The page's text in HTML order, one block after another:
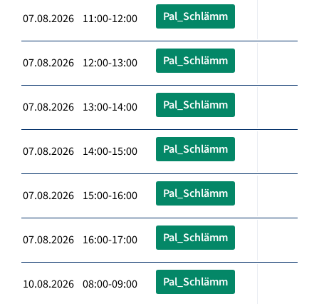
07.08.2026 11:00-12:00 Pal_Schlämm
07.08.2026 12:00-13:00 Pal_Schlämm
07.08.2026 13:00-14:00 Pal_Schlämm
07.08.2026 14:00-15:00 Pal_Schlämm
07.08.2026 15:00-16:00 Pal_Schlämm
07.08.2026 16:00-17:00 Pal_Schlämm
10.08.2026 08:00-09:00 Pal_Schlämm